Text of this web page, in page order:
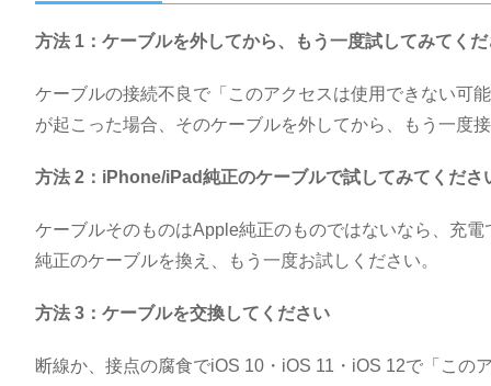
方法 1：ケーブルを外してから、もう一度試してみてく
ケーブルの接続不良で「このアクセスは使用できない可
が起こった場合、そのケーブルを外してから、もう一度
方法 2：iPhone/iPad純正のケーブルで試してみてくださ
ケーブルそのものはApple純正のものではないなら、充
純正のケーブルを換え、もう一度お試しください。
方法 3：ケーブルを交換してください
断線か、接点の腐食でiOS 10・iOS 11・iOS 12で「この